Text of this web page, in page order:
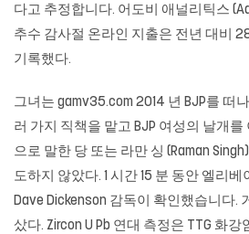
다고 추정합니다. 어도비 애널리틱스
추수 감사절 온라인 지출은 전년 대비
기록했다.
그녀는 gamv35.com 2014 년 BJP를 떠
러 가지 직책을 맡고 BJP 여성의 날개
으로 말한 당 또는 라만 싱 (Raman
도하지 않았다. 1 시간 15 분 동안 엘리
Dave Dickenson 감독이 확인했습니다.
샀다. Zircon U Pb 연대 측정은 TTG 화